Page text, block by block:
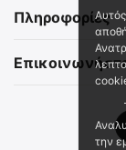
Πληροφορίες
την